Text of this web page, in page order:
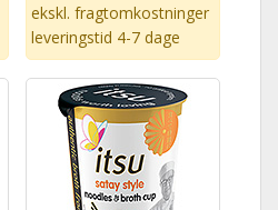
ekskl. fragtomkostninger
leveringstid 4-7 dage